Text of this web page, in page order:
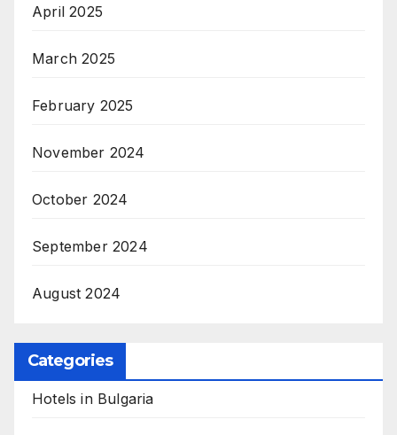
April 2025
March 2025
February 2025
November 2024
October 2024
September 2024
August 2024
Categories
Hotels in Bulgaria